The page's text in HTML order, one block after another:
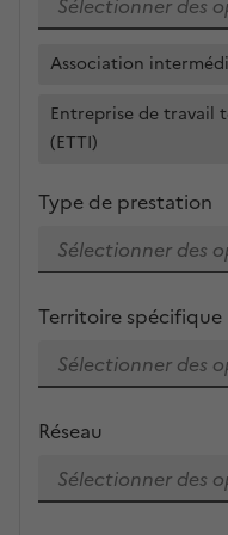
Association
Entreprise de travail
(ETTI)
Type de prestation
Territoire spécifique
Réseau